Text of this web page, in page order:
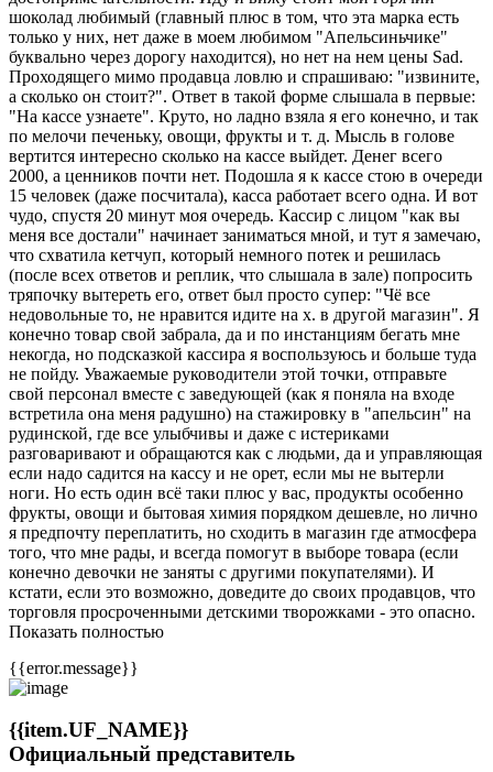
шоколад любимый (главный плюс в том, что эта марка есть
только у них, нет даже в моем любимом "Апельсиньчике"
буквально через дорогу находится), но нет на нем цены Sad.
Проходящего мимо продавца ловлю и спрашиваю: "извините,
а сколько он стоит?". Ответ в такой форме слышала в первые:
"На кассе узнаете". Круто, но ладно взяла я его конечно, и так
по мелочи печеньку, овощи, фрукты и т. д. Мысль в голове
вертится интересно сколько на кассе выйдет. Денег всего
2000, а ценников почти нет. Подошла я к кассе стою в очереди
15 человек (даже посчитала), касса работает всего одна. И вот
чудо, спустя 20 минут моя очередь. Кассир с лицом "как вы
меня все достали" начинает заниматься мной, и тут я замечаю,
что схватила кетчуп, который немного потек и решилась
(после всех ответов и реплик, что слышала в зале) попросить
тряпочку вытереть его, ответ был просто супер: "Чё все
недовольные то, не нравится идите на х. в другой магазин". Я
конечно товар свой забрала, да и по инстанциям бегать мне
некогда, но подсказкой кассира я воспользуюсь и больше туда
не пойду. Уважаемые руководители этой точки, отправьте
свой персонал вместе с заведующей (как я поняла на входе
встретила она меня радушно) на стажировку в "апельсин" на
рудинской, где все улыбчивы и даже с истериками
разговаривают и обращаются как с людьми, да и управляющая
если надо садится на кассу и не орет, если мы не вытерли
ноги. Но есть один всё таки плюс у вас, продукты особенно
фрукты, овощи и бытовая химия порядком дешевле, но лично
я предпочту переплатить, но сходить в магазин где атмосфера
того, что мне рады, и всегда помогут в выборе товара (если
конечно девочки не заняты с другими покупателями). И
кстати, если это возможно, доведите до своих продавцов, что
торговля просроченными детскими творожками - это опасно.
Показать полностью
{{error.message}}
{{item.UF_NAME}}
Официальный представитель